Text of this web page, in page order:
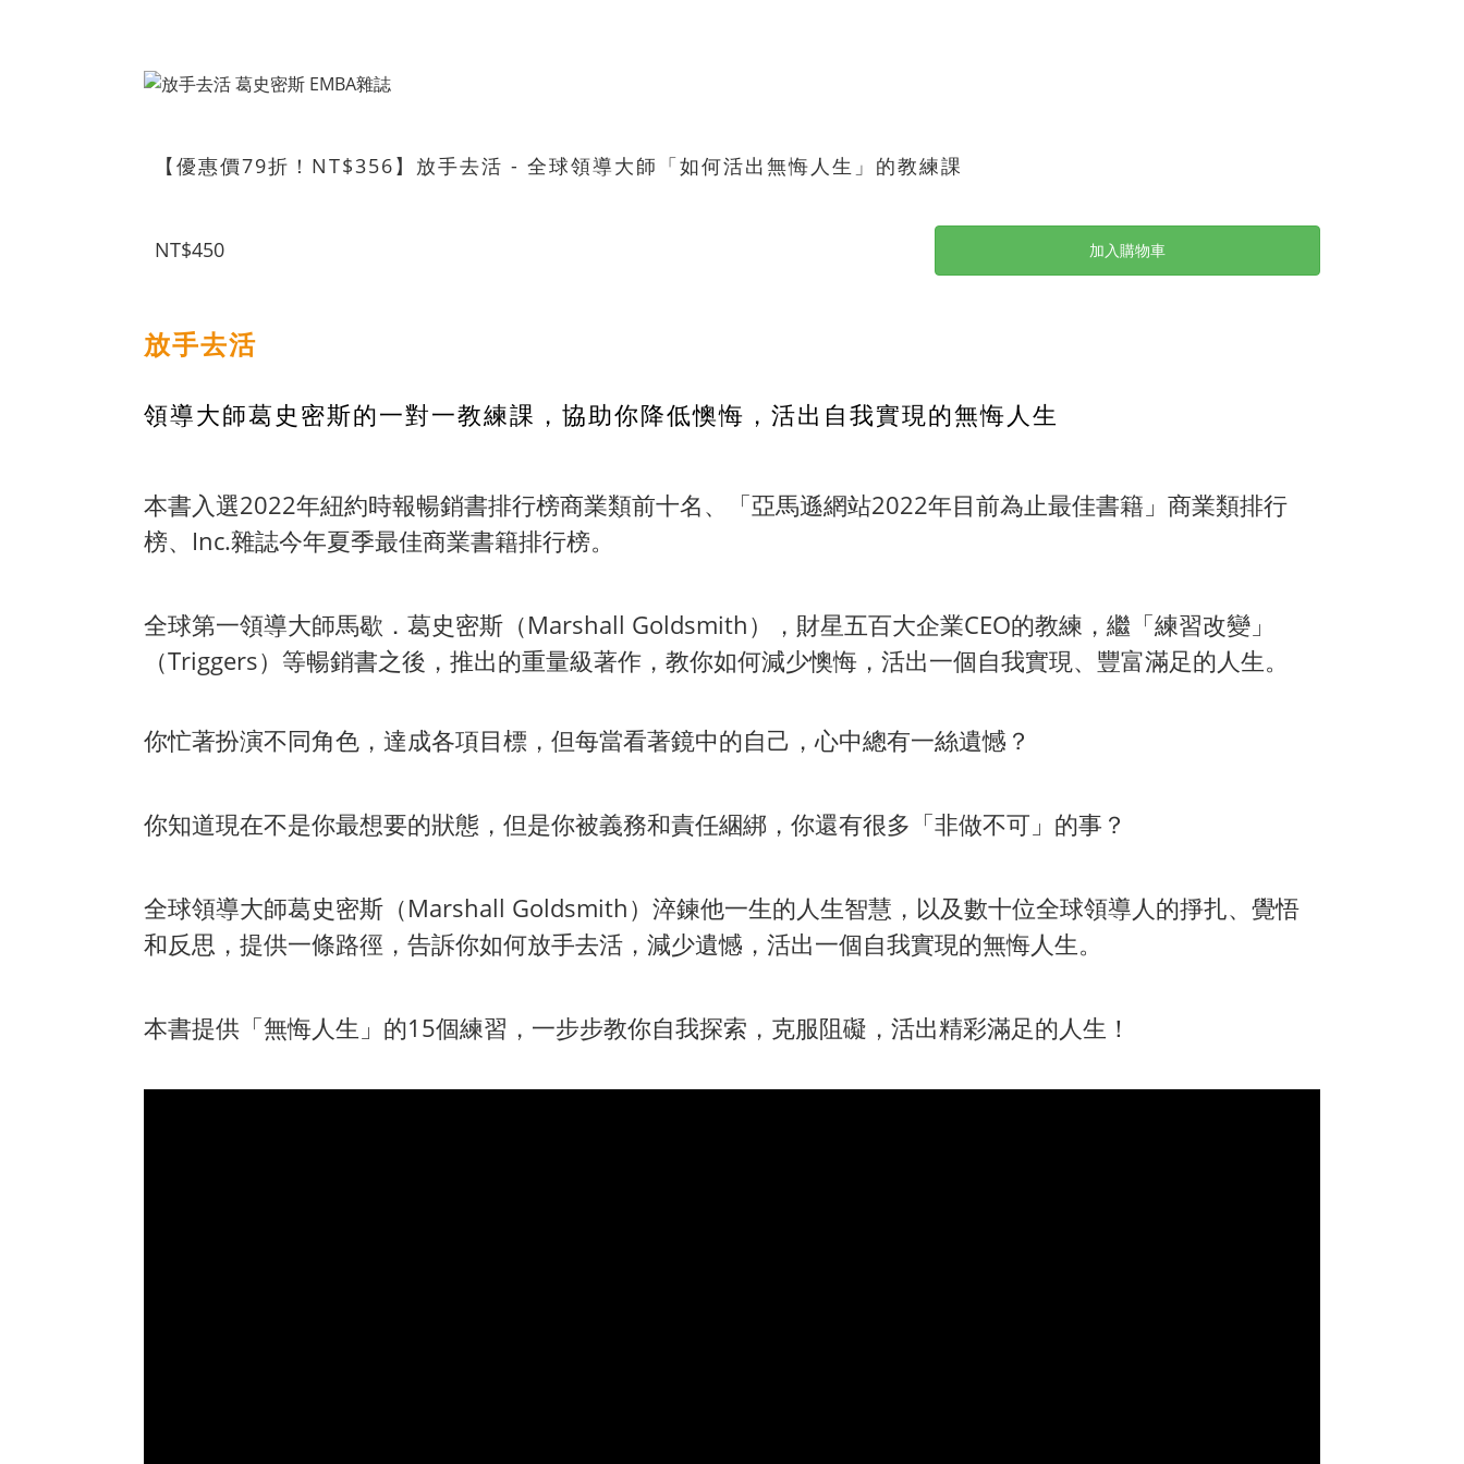
【優惠價79折！NT$356】放手去活 - 全球領導大師「如何活出無悔人生」的教練課
NT$450 加入購物車
放手去活
領導大師葛史密斯的一對一教練課，協助你降低懊悔，活出自我實現的無悔人生
本書入選2022年紐約時報暢銷書排行榜商業類前十名、「亞馬遜網站2022年目前為止最佳書籍」商業類排行
榜、Inc.雜誌今年夏季最佳商業書籍排行榜。
全球第一領導大師馬歇．葛史密斯（Marshall Goldsmith），財星五百大企業CEO的教練，繼「練習改變 」
（Triggers）等暢銷書之後，推出的重量級著作，教你如何減少懊悔，活出一個自我實現、豐富滿足的人生。
你忙著扮演不同角色，達成各項目標，但每當看著鏡中的自己，心中總有一絲遺憾？
你知道現在不是你最想要的狀態，但是你被義務和責任綑綁，你還有很多「非做不可」的事？
全球領導大師葛史密斯（Marshall Goldsmith）淬鍊他一生的人生智慧，以及數十位全球領導人的掙扎、覺悟
和反思，提供一條路徑，告訴你如何放手去活，減少遺憾，活出一個自我實現的無悔人生。
本書提供「無悔人生」的15個練習，一步步教你自我探索，克服阻礙，活出精彩滿足的人生！